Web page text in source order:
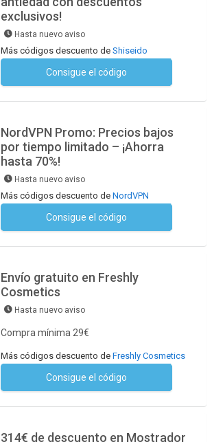
exclusivos!
Hasta nuevo aviso
Más códigos descuento de Shiseido
Consigue el código
NordVPN Promo: Precios bajos
por tiempo limitado – ¡Ahorra
hasta 70%!
Hasta nuevo aviso
Más códigos descuento de NordVPN
Consigue el código
Envío gratuito en Freshly
Cosmetics
Hasta nuevo aviso
Compra mínima 29€
Más códigos descuento de Freshly Cosmetics
Consigue el código
314€ de descuento en Mostrador